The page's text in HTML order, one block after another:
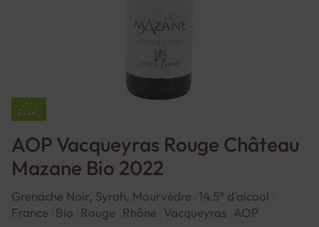
AOP Vacqueyras Rouge Château
Mazane Bio 2022
Grenache Noir, Syrah, Mourvèdre 14.5° d'alcool
France
Bio Rouge Rhône Vacqueyras AOP